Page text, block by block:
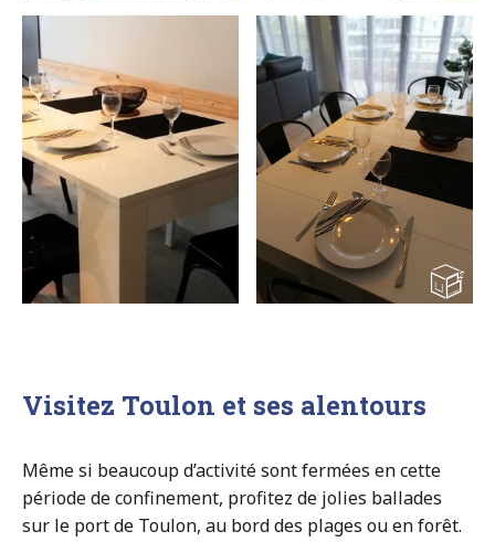
Visitez Toulon et ses alentours
Même si beaucoup d’activité sont fermées en cette
période de confinement, profitez de jolies ballades
sur le port de Toulon, au bord des plages ou en forêt.